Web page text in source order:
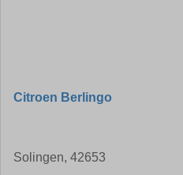
Citroen Berlingo
Solingen, 42653